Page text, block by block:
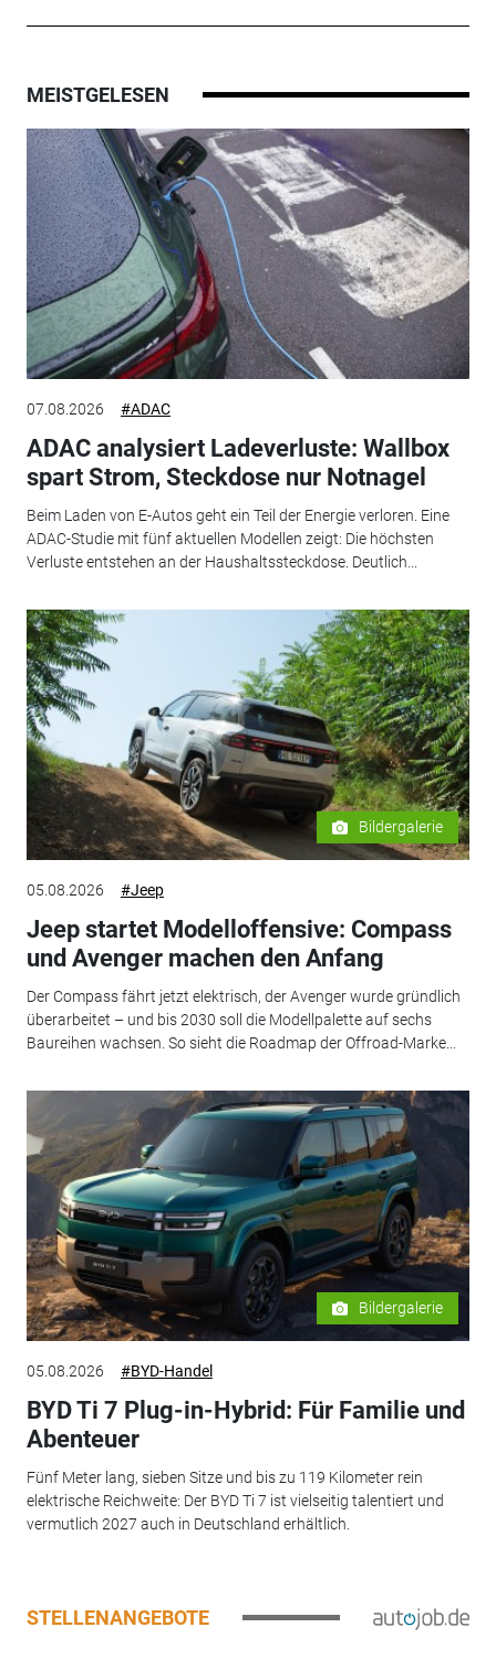
MEISTGELESEN
07.08.2026 #ADAC
ADAC analysiert Ladeverluste: Wallbox
spart Strom, Steckdose nur Notnagel
Beim Laden von E-Autos geht ein Teil der Energie verloren. Eine
ADAC-Studie mit fünf aktuellen Modellen zeigt: Die höchsten
Verluste entstehen an der Haushaltssteckdose. Deutlich...
Bildergalerie
05.08.2026 #Jeep
Jeep startet Modelloffensive: Compass
und Avenger machen den Anfang
Der Compass fährt jetzt elektrisch, der Avenger wurde gründlich
überarbeitet – und bis 2030 soll die Modellpalette auf sechs
Baureihen wachsen. So sieht die Roadmap der Offroad-Marke...
Bildergalerie
05.08.2026 #BYD-Handel
BYD Ti 7 Plug-in-Hybrid: Für Familie und
Abenteuer
Fünf Meter lang, sieben Sitze und bis zu 119 Kilometer rein
elektrische Reichweite: Der BYD Ti 7 ist vielseitig talentiert und
vermutlich 2027 auch in Deutschland erhältlich.
STELLENANGEBOTE